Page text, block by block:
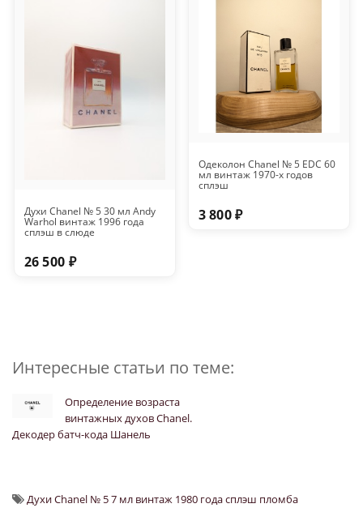
Духи Chanel № 5 30 мл Andy
Warhol винтаж 1996 года
сплэш в слюде
26 500 ₽
Одеколон Chanel № 5 EDC 60
мл винтаж 1970-х годов
сплэш
3 800 ₽
Интересные статьи по теме:
Определение возраста
винтажных духов Chanel.
Декодер батч-кода Шанель
Духи Chanel № 5 7 мл винтаж 1980 года сплэш пломба